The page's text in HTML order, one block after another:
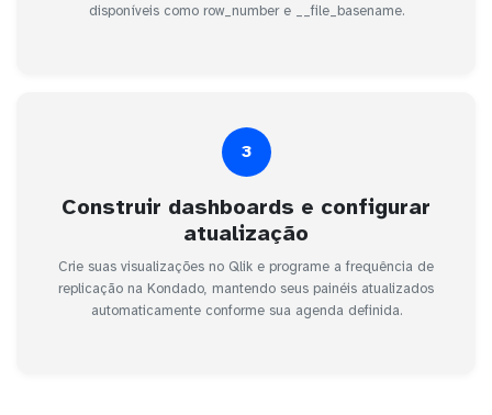
disponíveis como row_number e __file_basename.
3
Construir dashboards e configurar
atualização
Crie suas visualizações no Qlik e programe a frequência de
replicação na Kondado, mantendo seus painéis atualizados
automaticamente conforme sua agenda definida.